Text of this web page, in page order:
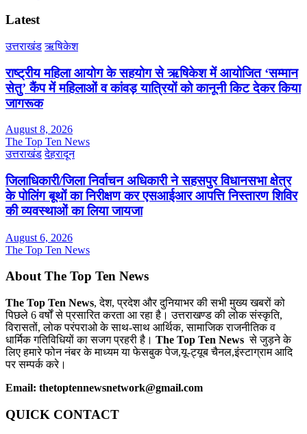
Latest
उत्तराखंड ऋषिकेश
राष्ट्रीय महिला आयोग के सहयोग से ऋषिकेश में आयोजित ‘सम्मान
सेतु’ कैंप में महिलाओं व कांवड़ यात्रियों को कानूनी किट देकर किया
जागरूक
August 8, 2026
The Top Ten News
उत्तराखंड देहरादून
जिलाधिकारी/जिला निर्वाचन अधिकारी ने सहसपुर विधानसभा क्षेत्र
के पोलिंग बूथों का निरीक्षण कर एसआईआर आपत्ति निस्तारण शिविर
की व्यवस्थाओं का लिया जायजा
August 6, 2026
The Top Ten News
About The Top Ten News
The Top Ten News, देश, प्रदेश और दुनियाभर की सभी मुख्य खबरों को
पिछले 6 वर्षों से प्रसारित करता आ रहा है। उत्तराखण्ड की लोक संस्कृति,
विरासतों, लोक परंपराओ के साथ-साथ आर्थिक, सामाजिक राजनीतिक व
धार्मिक गतिविधियों का सजग प्रहरी है। The Top Ten News से जुड़ने के
लिए हमारे फोन नंबर के माध्यम या फेसबुक पेज,यू-ट्यूब चैनल,इंस्टाग्राम आदि
पर सम्पर्क करे।
Email: thetoptennewsnetwork@gmail.com
QUICK CONTACT